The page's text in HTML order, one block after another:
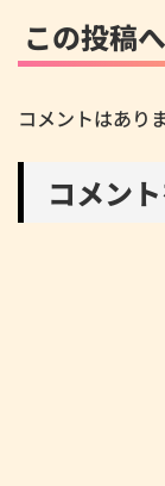
この投稿
コメントはあり
コメン